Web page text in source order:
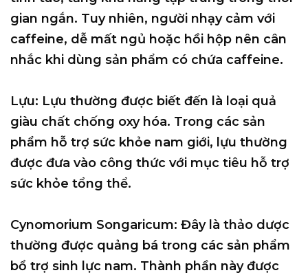
gian ngắn. Tuy nhiên, người nhạy cảm với
caffeine, dễ mất ngủ hoặc hồi hộp nên cân
nhắc khi dùng sản phẩm có chứa caffeine.
Lựu: Lựu thường được biết đến là loại quả
giàu chất chống oxy hóa. Trong các sản
phẩm hỗ trợ sức khỏe nam giới, lựu thường
được đưa vào công thức với mục tiêu hỗ trợ
sức khỏe tổng thể.
Cynomorium Songaricum: Đây là thảo dược
thường được quảng bá trong các sản phẩm
bổ trợ sinh lực nam. Thành phần này được